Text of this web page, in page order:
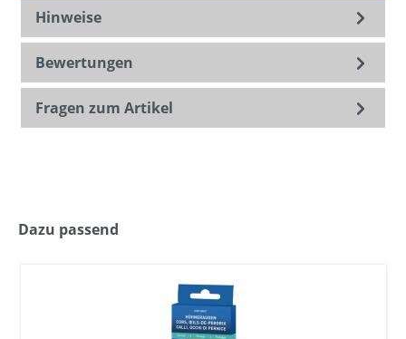
Hinweise
Bewertungen
Fragen zum Artikel
Dazu passend